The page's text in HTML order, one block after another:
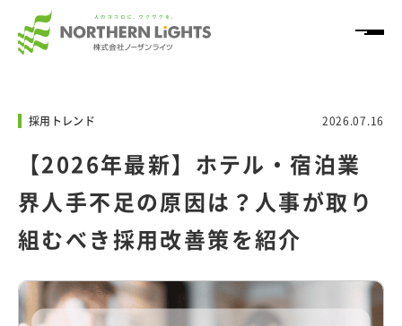
サービス
ノウハウ情報「NL+」
採用トレンド 2026.07.16
【2026年最新】ホテル・宿泊業
界人手不足の原因は？人事が取り
組むべき採用改善策を紹介